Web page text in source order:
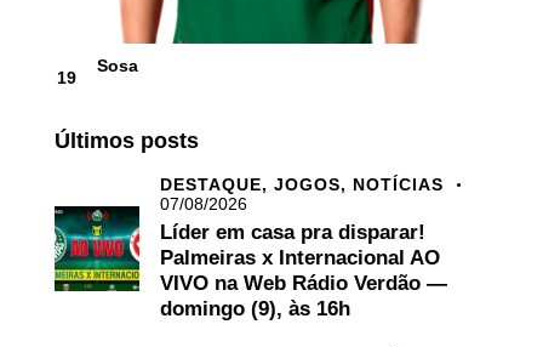
19
Sosa
Últimos posts
DESTAQUE, JOGOS, NOTÍCIAS
07/08/2026
Líder em casa pra disparar!
Palmeiras x Internacional AO
VIVO na Web Rádio Verdão —
domingo (9), às 16h